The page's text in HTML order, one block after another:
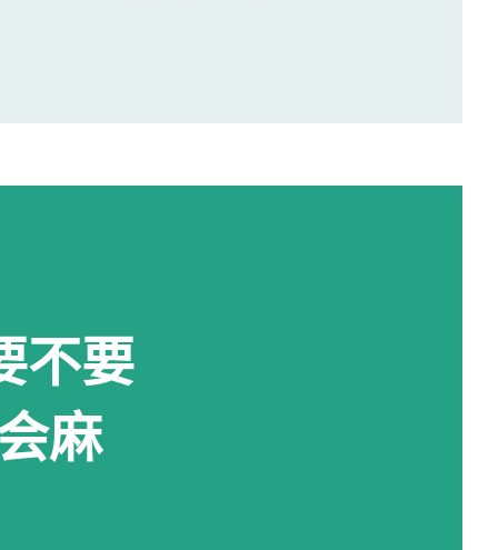
っております。 株式会社○○の○○です。
手续就结束了。 实际上并不是。 工作
返却记录表，需要填写完成后，返还
料交回去是不够的。 这一点如果第一
不要
麻